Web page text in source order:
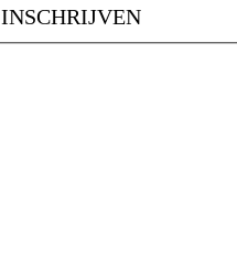
INSCHRIJVEN